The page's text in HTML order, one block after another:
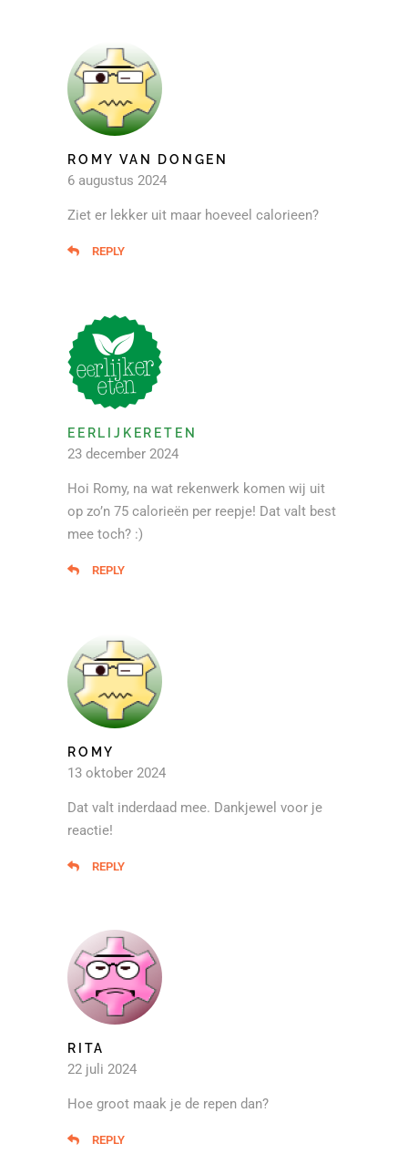
ROMY VAN DONGEN
6 augustus 2024
Ziet er lekker uit maar hoeveel calorieen?
REPLY
EERLIJKERETEN
23 december 2024
Hoi Romy, na wat rekenwerk komen wij uit
op zo’n 75 calorieën per reepje! Dat valt best
mee toch? :)
REPLY
ROMY
13 oktober 2024
Dat valt inderdaad mee. Dankjewel voor je
reactie!
REPLY
RITA
22 juli 2024
Hoe groot maak je de repen dan?
REPLY